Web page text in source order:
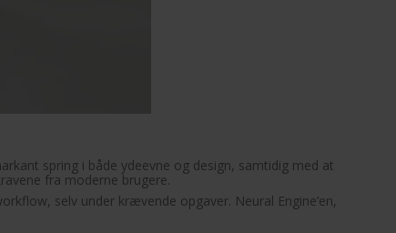
spring i både ydeevne og design, samtidig med at
fra moderne brugere.
selv under krævende opgaver. Neural Engine’en,